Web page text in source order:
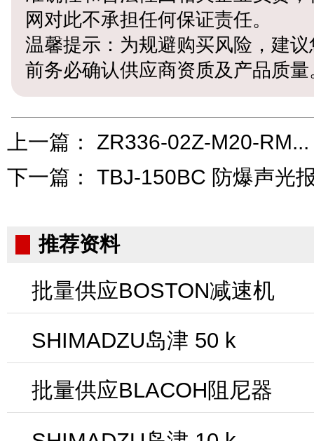
网对此不承担任何保证责任。
温馨提示：为规避购买风险，建
前务必确认供应商资质及产品质量
上一篇： ZR336-02Z-M20-RM...
下一篇： TBJ-150BC 防爆声光
推荐资料
批量供应BOSTON减速机
SHIMADZU岛津 50 k
批量供应BLACOH阻尼器